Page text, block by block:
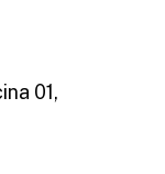
01,